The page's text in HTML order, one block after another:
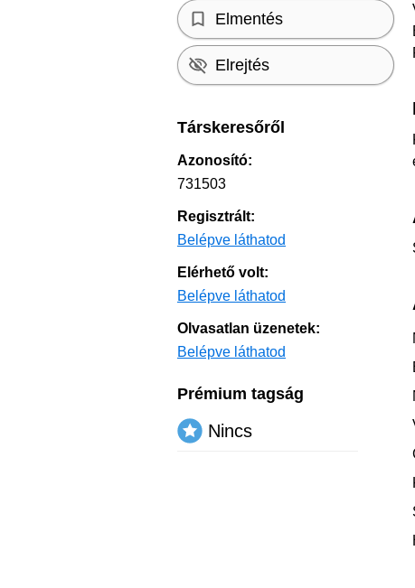
Elmentés
Elrejtés
Társkeresőről
Azonosító:
731503
Regisztrált:
Belépve láthatod
Elérhető volt:
Belépve láthatod
Olvasatlan üzenetek:
Belépve láthatod
Prémium tagság
Nincs